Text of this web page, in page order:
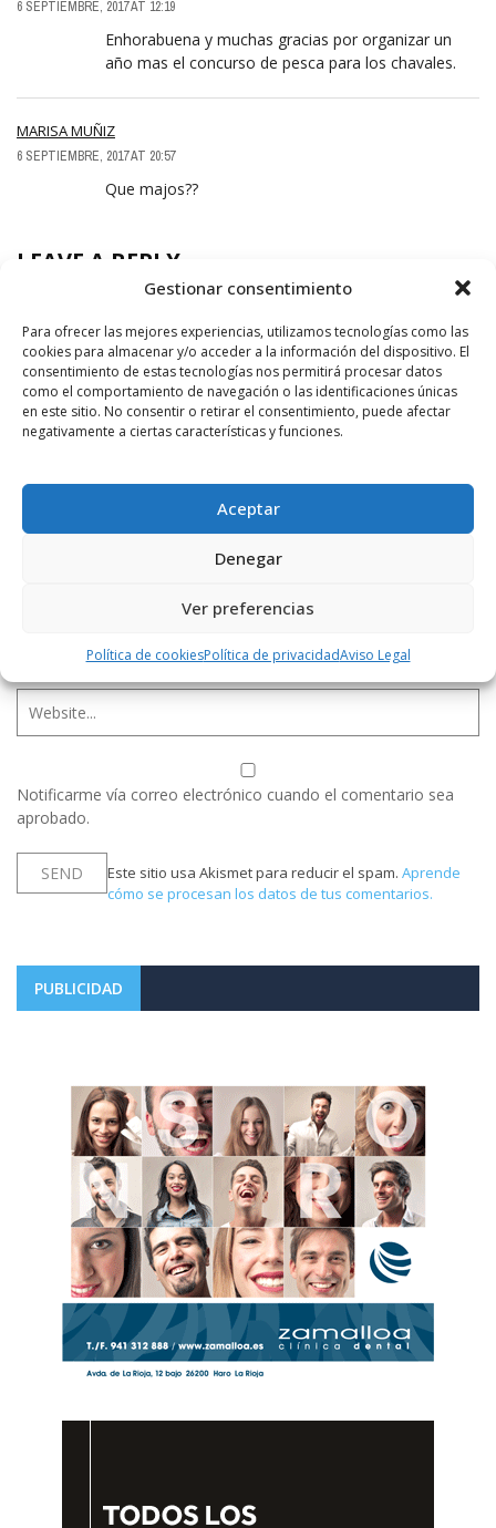
Gestionar consentimiento
Para ofrecer las mejores experiencias, utilizamos tecnologías como las
cookies para almacenar y/o acceder a la información del dispositivo. El
consentimiento de estas tecnologías nos permitirá procesar datos
como el comportamiento de navegación o las identificaciones únicas
en este sitio. No consentir o retirar el consentimiento, puede afectar
negativamente a ciertas características y funciones.
Aceptar
Denegar
Ver preferencias
Política de cookiesPolítica de privacidadAviso Legal
6 SEPTIEMBRE, 2017 AT 12:19
Enhorabuena y muchas gracias por organizar un
año mas el concurso de pesca para los chavales.
MARISA MUÑIZ
6 SEPTIEMBRE, 2017 AT 20:57
Que majos??
LEAVE A REPLY
Notificarme vía correo electrónico cuando el comentario sea
aprobado.
Este sitio usa Akismet para reducir el spam. Aprende
cómo se procesan los datos de tus comentarios.
PUBLICIDAD